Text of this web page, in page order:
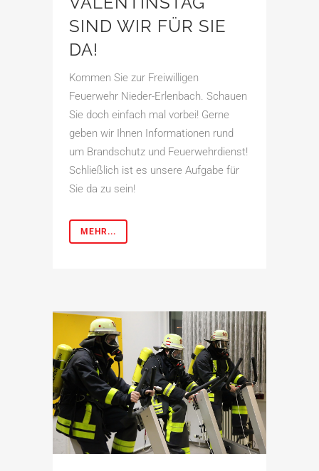
SIND WIR FÜR SIE
DA!
Kommen Sie zur Freiwilligen
Feuerwehr Nieder-Erlenbach. Schauen
Sie doch einfach mal vorbei! Gerne
geben wir Ihnen Informationen rund
um Brandschutz und Feuerwehrdienst!
Schließlich ist es unsere Aufgabe für
Sie da zu sein!
MEHR...